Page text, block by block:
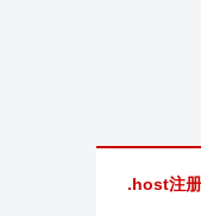
.host注